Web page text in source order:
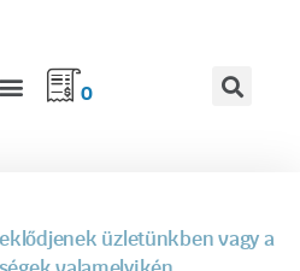
0
üzletünkben vagy a